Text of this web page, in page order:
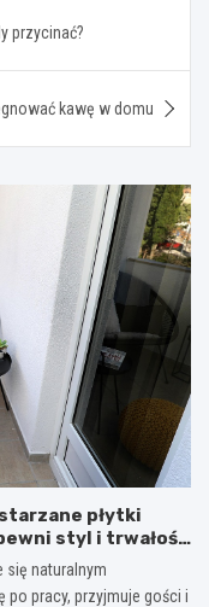
przycinać?
kawę w domu
płytki
styl i trwałość
się naturalnym
po pracy, przyjmuje gości i